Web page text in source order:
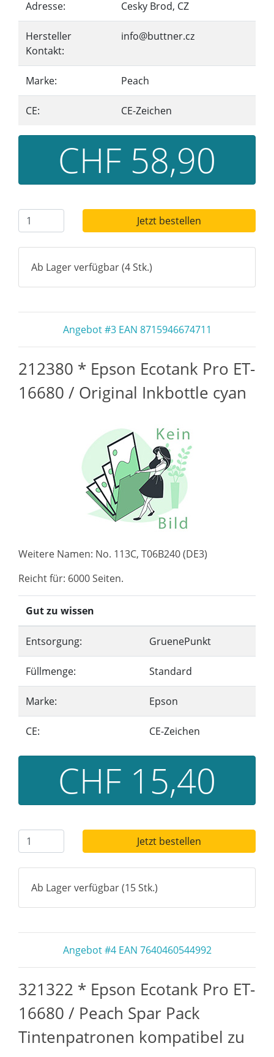
Adresse: Cesky Brod, CZ
Hersteller
Kontakt:
info@buttner.cz
Marke: Peach
CE: CE-Zeichen
CHF 58,90
Jetzt bestellen
Ab Lager verfügbar (4 Stk.)
Angebot #3 EAN 8715946674711
212380 * Epson Ecotank Pro ET-
16680 / Original Inkbottle cyan
Weitere Namen: No. 113C, T06B240 (DE3)
Reicht für: 6000 Seiten.
Gut zu wissen
Entsorgung: GruenePunkt
Füllmenge: Standard
Marke: Epson
CE: CE-Zeichen
CHF 15,40
Jetzt bestellen
Ab Lager verfügbar (15 Stk.)
Angebot #4 EAN 7640460544992
321322 * Epson Ecotank Pro ET-
16680 / Peach Spar Pack
Tintenpatronen kompatibel zu